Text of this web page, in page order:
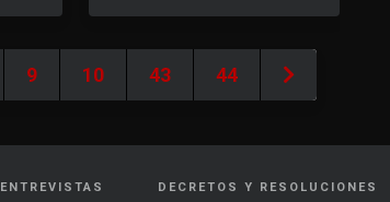
9 10 43 44
ENTREVISTAS DECRETOS Y RESOLUCIONES